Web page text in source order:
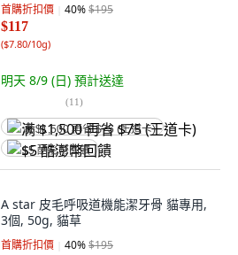
首購折扣價 40%$195
$117
($7.80/10g)
明天 8/9 (日) 預計送達
(11)
满 $1,500 再省 $75 (王道卡)
$5 酷澎幣回饋
A star 皮毛呼吸道機能潔牙骨 貓專用,
3個, 50g, 貓草
首購折扣價 40%$195